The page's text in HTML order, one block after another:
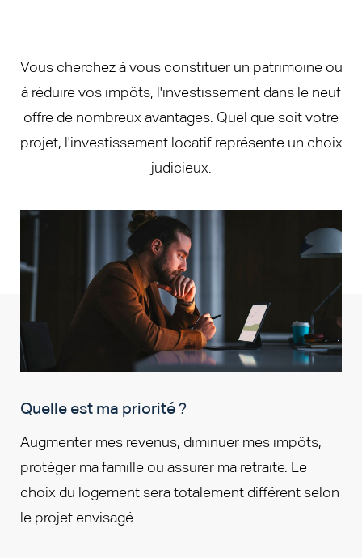
Vous cherchez à vous constituer un patrimoine ou
à réduire vos impôts, l'investissement dans le neuf
offre de nombreux avantages. Quel que soit votre
projet, l'investissement locatif représente un choix
judicieux.
Quelle est ma priorité ?
Augmenter mes revenus, diminuer mes impôts,
protéger ma famille ou assurer ma retraite. Le
choix du logement sera totalement différent selon
le projet envisagé.